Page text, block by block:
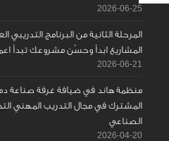
2026-06-25
المرحلة الثانية من البرنامج التدريبي
المشاريع ابدأ وحسّن مشروعك تبدأ
2026-06-21
منظمة هاند في ضيافة غرفة صناعة
المشترك في مجال التدريب المهني
الصناعي
2026-04-20